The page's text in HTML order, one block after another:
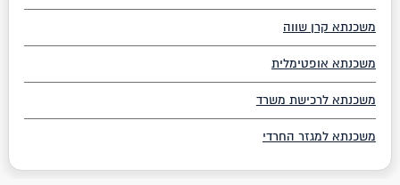
משכנתא קרן שווה
משכנתא אופטימלית
משכנתא לרכישת משרד
משכנתא למגזר החרדי